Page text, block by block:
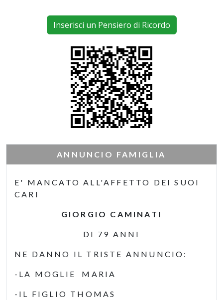
Inserisci un Pensiero di Ricordo
ANNUNCIO FAMIGLIA
E' MANCATO ALL'AFFETTO DEI SUOI
CARI
GIORGIO CAMINATI
DI 79 ANNI
NE DANNO IL TRISTE ANNUNCIO:
-LA MOGLIE MARIA
-IL FIGLIO THOMAS